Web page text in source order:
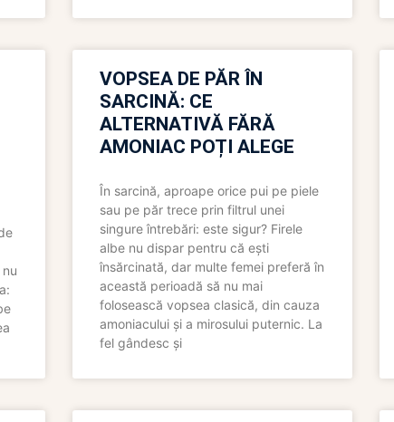
VOPSEA DE PĂR ÎN
SARCINĂ: CE
ALTERNATIVĂ FĂRĂ
AMONIAC POȚI ALEGE
În sarcină, aproape orice pui pe piele
sau pe păr trece prin filtrul unei
singure întrebări: este sigur? Firele
albe nu dispar pentru că ești
însărcinată, dar multe femei preferă în
această perioadă să nu mai
folosească vopsea clasică, din cauza
amoniacului și a mirosului puternic. La
fel gândesc și